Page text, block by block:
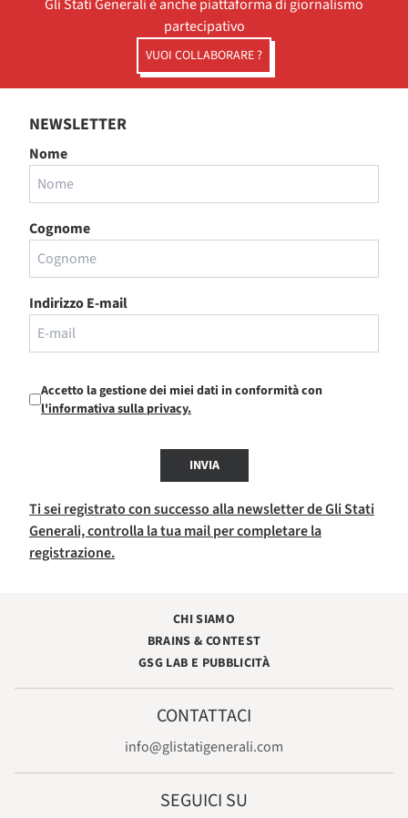
Gli Stati Generali è anche piattaforma di giornalismo
partecipativo
VUOI COLLABORARE ?
NEWSLETTER
Nome
Cognome
Indirizzo E-mail
Accetto la gestione dei miei dati in conformità con
l'informativa sulla privacy.
INVIA
Ti sei registrato con successo alla newsletter de Gli Stati
Generali, controlla la tua mail per completare la
registrazione.
CHI SIAMO
BRAINS & CONTEST
GSG LAB E PUBBLICITÀ
CONTATTACI
info@glistatigenerali.com
SEGUICI SU